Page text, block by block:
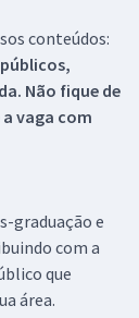
conteúdos:
Não fique de
vaga com
graduação e
com a
que
área.